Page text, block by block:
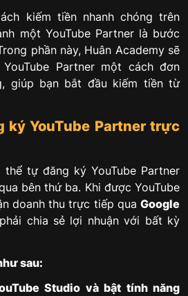
kiếm tiền nhanh chóng trên
một YouTube Partner là bước
phần này, Huân Academy sẽ
Partner​​ một cách đơn
giúp bạn bắt đầu kiếm tiền từ
ký YouTube Partner trực
tự đăng ký YouTube Partner
bên thứ ba. Khi được YouTube
doanh thu trực tiếp qua Google
chia sẻ lợi nhuận với bất kỳ
sau:
Studio và bật tính năng